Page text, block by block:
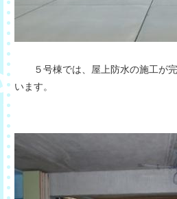
５号棟では、屋上防水の施工が完
います。